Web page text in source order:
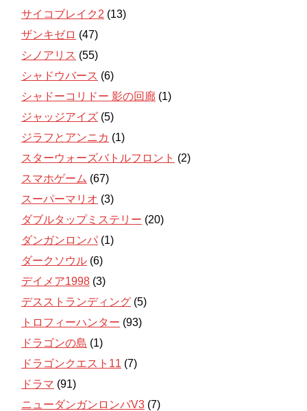
サイコブレイク2 (13)
ザンキゼロ (47)
シノアリス (55)
シャドウバース (6)
シャドーコリドー 影の回廊 (1)
ジャッジアイズ (5)
ジラフとアンニカ (1)
スターウォーズバトルフロント (2)
スマホゲーム (67)
スーパーマリオ (3)
ダブルタップミステリー (20)
ダンガンロンパ (1)
ダークソウル (6)
デイメア1998 (3)
デスストランディング (5)
トロフィーハンター (93)
ドラゴンの島 (1)
ドラゴンクエスト11 (7)
ドラマ (91)
ニューダンガンロンパV3 (7)